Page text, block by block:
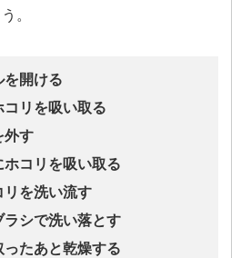
。
を開ける
リを吸い取る
外す
コリを吸い取る
リを洗い流す
シで洗い落とす
たあと乾燥する